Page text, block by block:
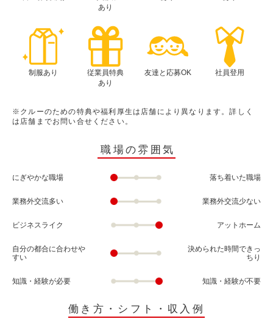
あり
制服あり
従業員特典
あり
友達と応募OK 社員登用
※クルーのための特典や福利厚生は店舗により異なります。詳しく
は店舗までお問い合せください。
職場の雰囲気
にぎやかな職場 落ち着いた職場
業務外交流多い 業務外交流少ない
ビジネスライク アットホーム
自分の都合に合わせや
すい
決められた時間できっ
ちり
知識・経験が必要 知識・経験が不要
働き方・シフト・収入例